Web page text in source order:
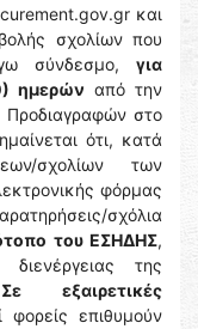
και
σχολίων που
σύνδεσμο, για
ημερών από την
στο
ότι, κατά
σχολίων των
φόρμας
σχόλια
του ΕΣΗΔΗΣ,
της
Σε εξαιρετικές
φορείς επιθυμούν